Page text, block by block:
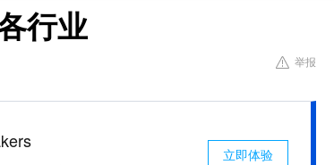
行业
举报
立即体验